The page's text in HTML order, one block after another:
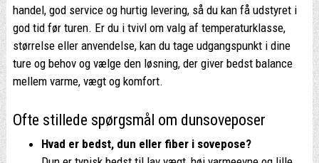
handel, god service og hurtig levering, så du kan få udstyret i
god tid før turen. Er du i tvivl om valg af temperaturklasse,
størrelse eller anvendelse, kan du tage udgangspunkt i dine
ture og behov og vælge den løsning, der giver bedst balance
mellem varme, vægt og komfort.
Ofte stillede spørgsmål om dunsoveposer
Hvad er bedst, dun eller fiber i sovepose?